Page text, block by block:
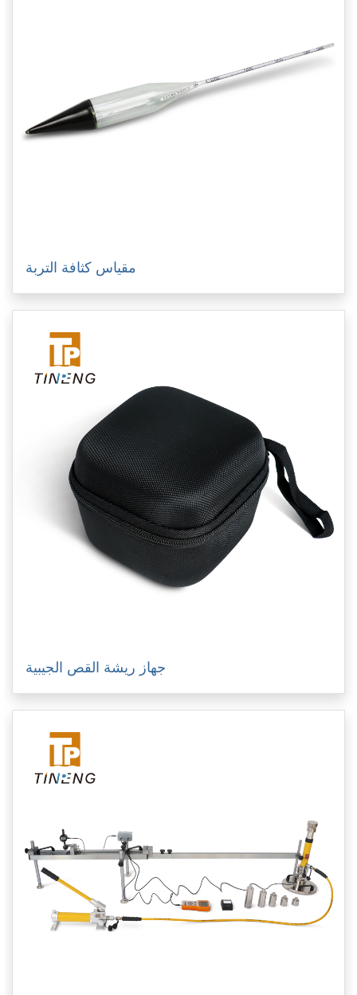
مقياس كثافة التربة
جهاز ريشة القص الجيبية